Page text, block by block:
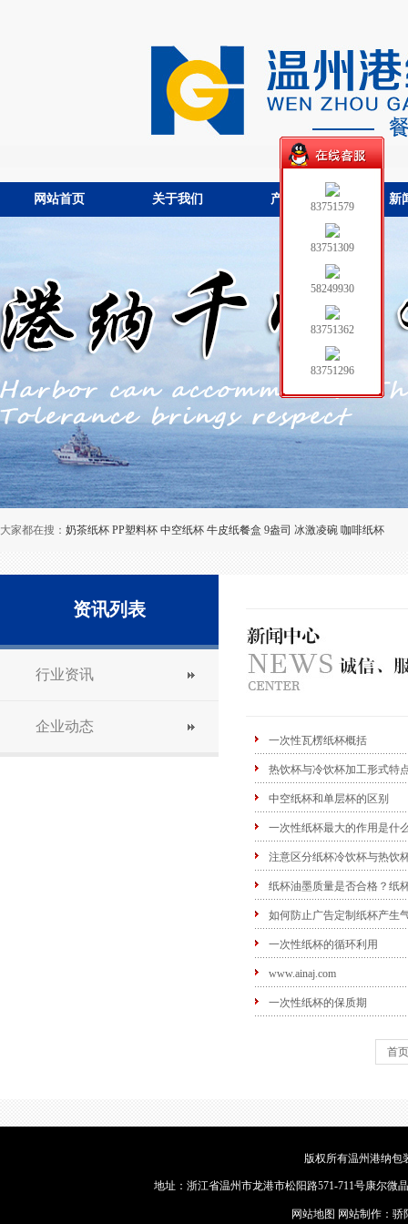
网站首页 关于我们 产品中心 新
大家都在搜： 奶茶纸杯 PP塑料杯 中空纸杯 牛皮纸餐盒 9盎司 冰激凌碗 咖啡纸杯
资讯列表
行业资讯
企业动态
一次性瓦楞纸杯概括
热饮杯与冷饮杯加工形式特
中空纸杯和单层杯的区别
一次性纸杯最大的作用是什
注意区分纸杯冷饮杯与热饮
纸杯油墨质量是否合格？纸
如何防止广告定制纸杯产生
一次性纸杯的循环利用
www.ainaj.com
一次性纸杯的保质期
首页
版权所有温州港纳包
地址：浙江省温州市龙港市松阳路571-711号康尔微
网站地图 网站制作： 骄
83751579
83751309
58249930
83751362
83751296